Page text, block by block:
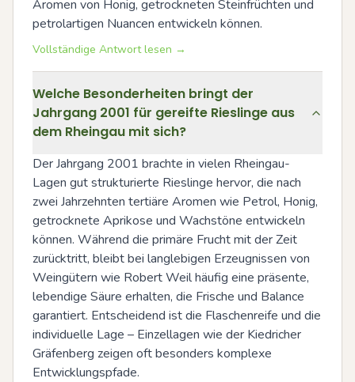
Aromen von Honig, getrockneten Steinfrüchten und
petrolartigen Nuancen entwickeln können.
Vollständige Antwort lesen →
Welche Besonderheiten bringt der
Jahrgang 2001 für gereifte Rieslinge aus
dem Rheingau mit sich?
Der Jahrgang 2001 brachte in vielen Rheingau-
Lagen gut strukturierte Rieslinge hervor, die nach
zwei Jahrzehnten tertiäre Aromen wie Petrol, Honig,
getrocknete Aprikose und Wachstöne entwickeln
können. Während die primäre Frucht mit der Zeit
zurücktritt, bleibt bei langlebigen Erzeugnissen von
Weingütern wie Robert Weil häufig eine präsente,
lebendige Säure erhalten, die Frische und Balance
garantiert. Entscheidend ist die Flaschenreife und die
individuelle Lage – Einzellagen wie der Kiedricher
Gräfenberg zeigen oft besonders komplexe
Entwicklungspfade.